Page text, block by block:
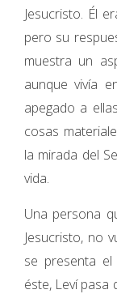
Jesucristo. Él
pero su
muestra un
aunque vivía
apegado a
cosas
la mirada del
vida.
Una persona
Jesucristo, no
se presenta el
éste, Leví pasa